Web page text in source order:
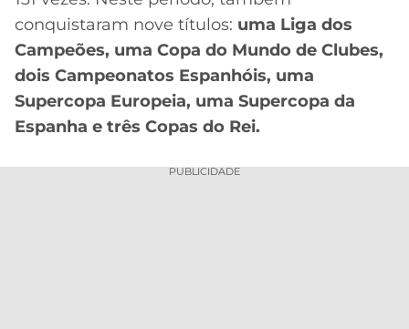
conquistaram nove títulos: uma Liga dos
Campeões, uma Copa do Mundo de Clubes,
dois Campeonatos Espanhóis, uma
Supercopa Europeia, uma Supercopa da
Espanha e três Copas do Rei.
PUBLICIDADE